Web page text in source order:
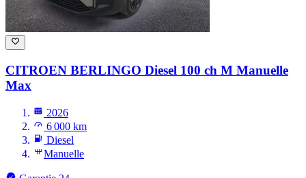
CITROEN BERLINGO Diesel 100 ch M Manuelle
Max
2026
6 000 km
Diesel
Manuelle